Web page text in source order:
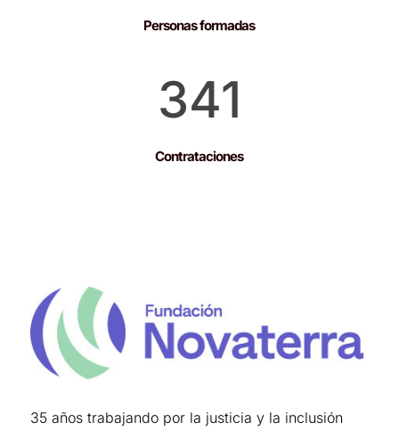
Personas formadas
341
Contrataciones
35 años trabajando por la justicia y la inclusión